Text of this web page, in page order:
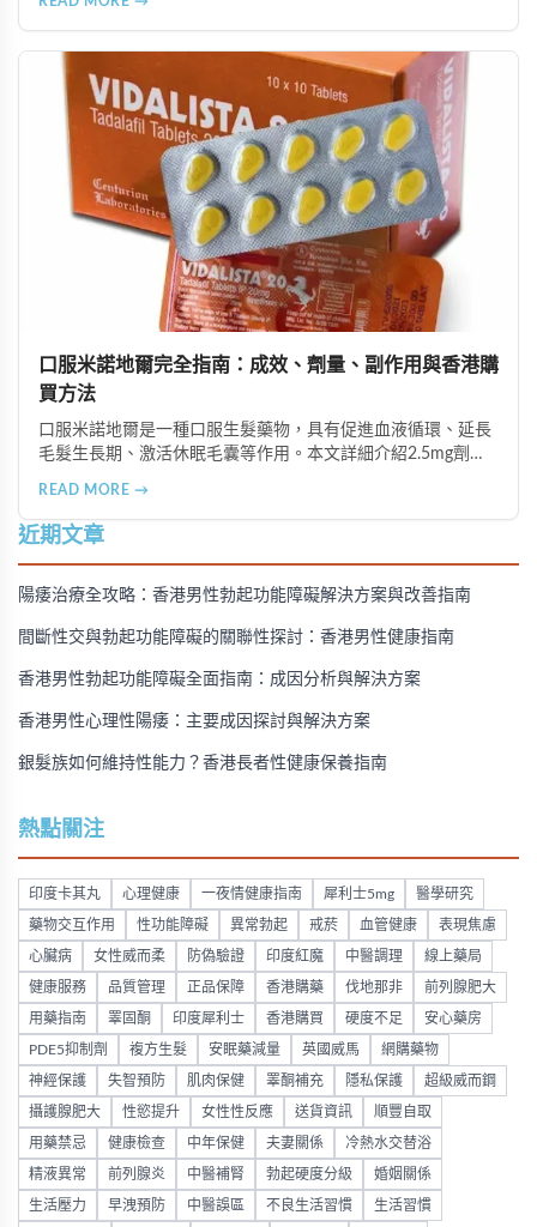
口服米諾地爾完全指南：成效、劑量、副作用與香港購
買方法
口服米諾地爾是一種口服生髮藥物，具有促進血液循環、延長
毛髮生長期、激活休眠毛囊等作用。本文詳細介紹2.5mg劑量
購買方法，並提供真實用戶經驗分享。
READ MORE →
近期文章
陽痿治療全攻略：香港男性勃起功能障礙解決方案與改善指南
間斷性交與勃起功能障礙的關聯性探討：香港男性健康指南
香港男性勃起功能障礙全面指南：成因分析與解決方案
香港男性心理性陽痿：主要成因探討與解決方案
銀髮族如何維持性能力？香港長者性健康保養指南
熱點關注
印度卡其丸 心理健康 一夜情健康指南 犀利士5mg 醫學研究
藥物交互作用 性功能障礙 異常勃起 戒菸 血管健康 表現焦慮
心臟病 女性威而柔 防偽驗證 印度紅魔 中醫調理 線上藥局
健康服務 品質管理 正品保障 香港購藥 伐地那非 前列腺肥大
用藥指南 睪固酮 印度犀利士 香港購買 硬度不足 安心藥房
PDE5抑制劑 複方生髮 安眠藥減量 英國威馬 網購藥物
神經保護 失智預防 肌肉保健 睪酮補充 隱私保護 超級威而鋼
攝護腺肥大 性慾提升 女性性反應 送貨資訊 順豐自取
用藥禁忌 健康檢查 中年保健 夫妻關係 冷熱水交替浴
精液異常 前列腺炎 中醫補腎 勃起硬度分級 婚姻關係
生活壓力 早洩預防 中醫誤區 不良生活習慣 生活習慣